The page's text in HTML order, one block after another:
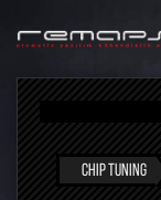
CHIP TUNING